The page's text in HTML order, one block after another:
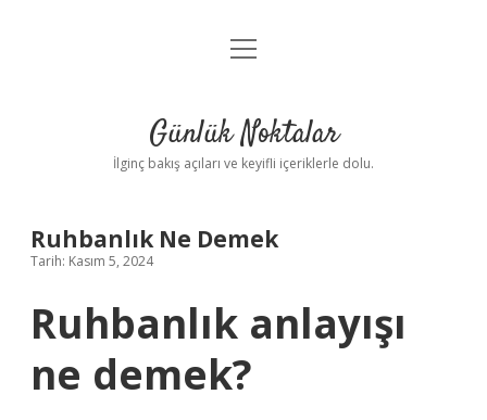
Anasayfa
Yasal Uyarı
menüyü
Günlük Noktalar
İlginç bakış açıları ve keyifli içeriklerle dolu.
Ruhbanlık Ne Demek
Tarih: Kasım 5, 2024
Ruhbanlık anlayışı
ne demek?